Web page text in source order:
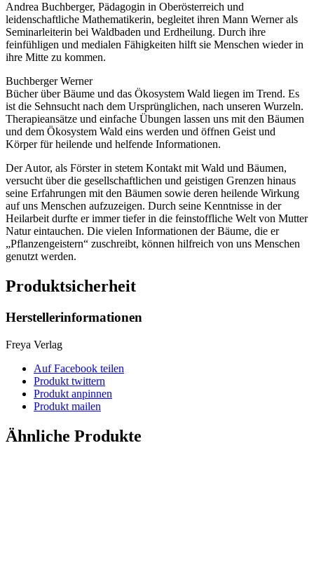
Andrea Buchberger, Pädagogin in Oberösterreich und
leidenschaftliche Mathematikerin, begleitet ihren Mann Werner als
Seminarleiterin bei Waldbaden und Erdheilung. Durch ihre
feinfühligen und medialen Fähigkeiten hilft sie Menschen wieder in
ihre Mitte zu kommen.
Buchberger Werner
Bücher über Bäume und das Ökosystem Wald liegen im Trend. Es
ist die Sehnsucht nach dem Ursprünglichen, nach unseren Wurzeln.
Therapieansätze und einfache Übungen lassen uns mit den Bäumen
und dem Ökosystem Wald eins werden und öffnen Geist und
Körper für heilende und helfende Informationen.
Der Autor, als Förster in stetem Kontakt mit Wald und Bäumen,
versucht über die gesellschaftlichen und geistigen Grenzen hinaus
seine Erfahrungen mit den Bäumen sowie deren heilende Wirkung
auf uns Menschen aufzuzeigen. Durch seine Kenntnisse in der
Heilarbeit durfte er immer tiefer in die feinstoffliche Welt von Mutter
Natur eintauchen. Die vielen ­Informationen der Bäume, die er
„Pflanzen­geistern“ zuschreibt, können hilfreich von uns Menschen
genutzt werden.
Produktsicherheit
Herstellerinformationen
Freya Verlag
Auf Facebook teilen
Produkt twittern
Produkt anpinnen
Produkt mailen
Ähnliche Produkte